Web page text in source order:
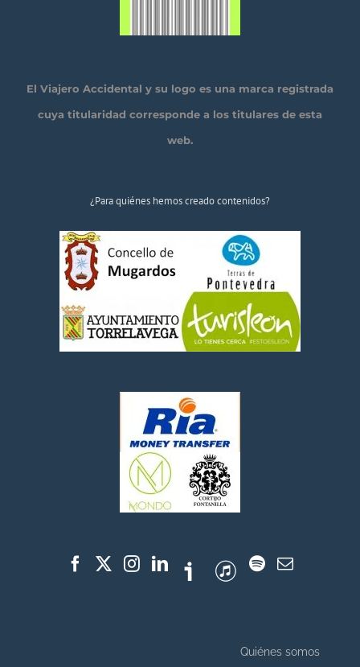
El Viajero Accidental y su logo es una marca registrada
cuya titularidad corresponde a los titulares de esta
web.
¿Para quiénes hemos creado contenidos?
Quiénes somos